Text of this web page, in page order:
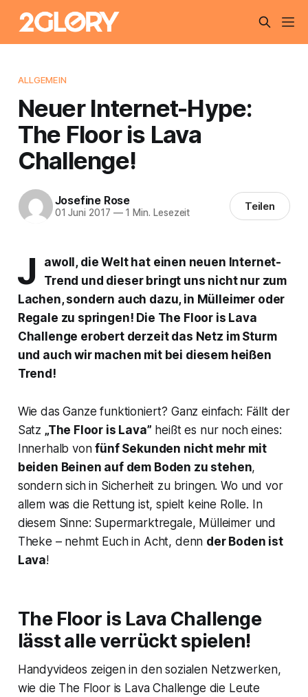
ALLGEMEIN
Neuer Internet-Hype:
The Floor is Lava
Challenge!
Josefine Rose
01 Juni 2017 —1 Min. Lesezeit Teilen
J
awoll, die Welt hat einen neuen Internet-
Trend und dieser bringt uns nicht nur zum
Lachen, sondern auch dazu, in Mülleimer oder
Regale zu springen! Die The Floor is Lava
Challenge erobert derzeit das Netz im Sturm
und auch wir machen mit bei diesem heißen
Trend!
Wie das Ganze funktioniert? Ganz einfach: Fällt der
Satz „The Floor is Lava” heißt es nur noch eines:
Innerhalb vonfünf Sekunden nicht mehr mit
beiden Beinen auf dem Boden zu stehen,
sondern sich in Sicherheit zu bringen. Wo und vor
allem was die Rettung ist, spielt keine Rolle. In
diesem Sinne: Supermarktregale, Mülleimer und
Theke – nehmt Euch in Acht, denn der Boden ist
Lava!
The Floor is Lava Challenge
lässt alle verrückt spielen!
Handyvideos zeigen in den sozialen Netzwerken,
wie die The Floor is Lava Challenge die Leute